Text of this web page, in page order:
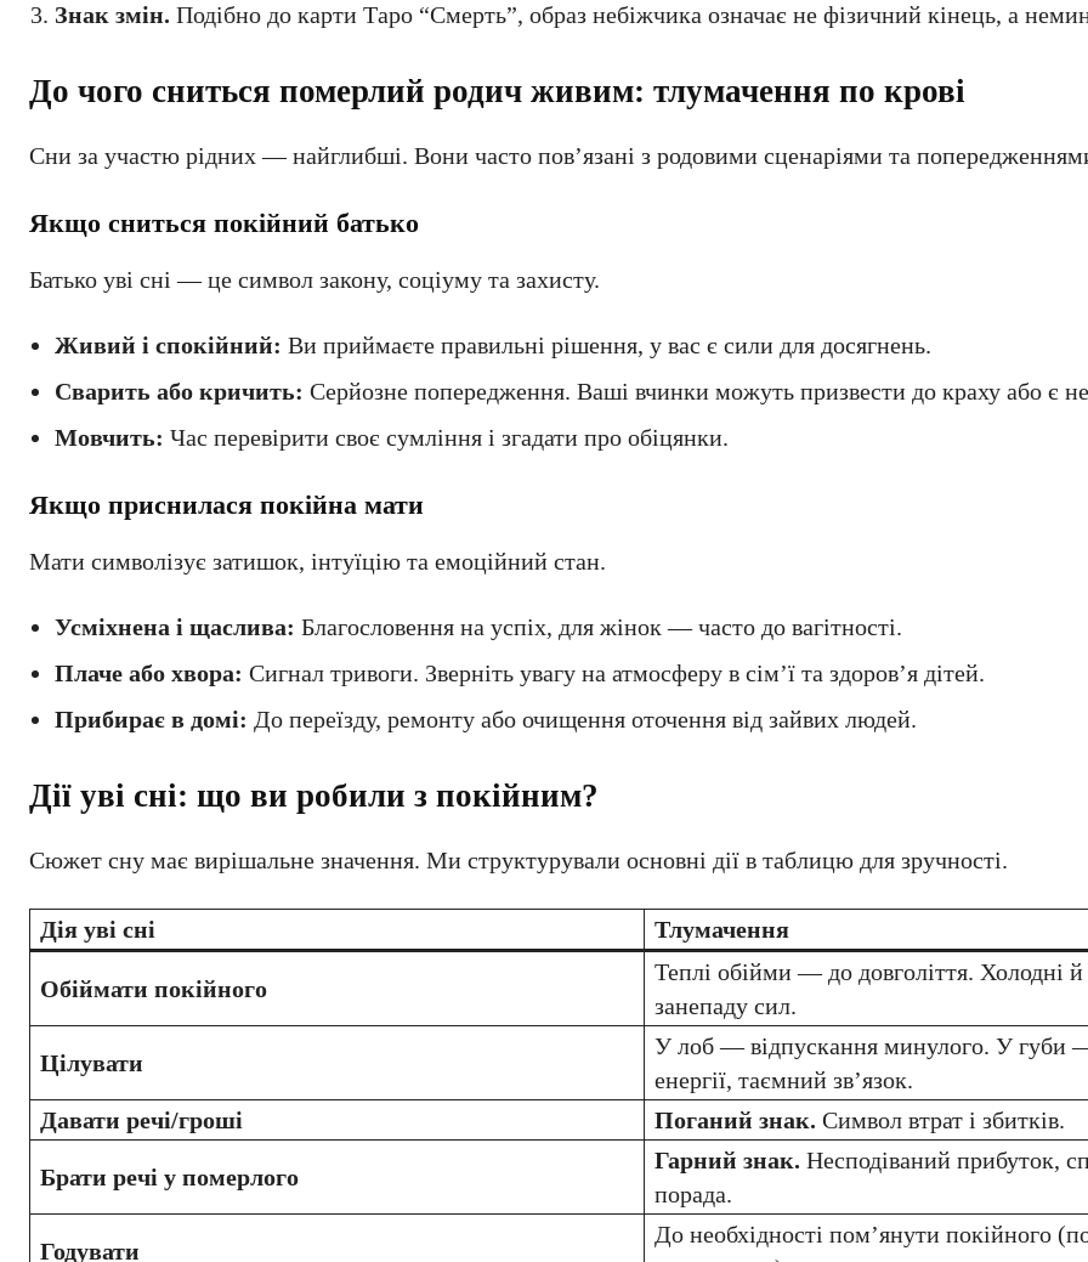
Знак змін. Подібно до карти Таро “Смерть”, образ небіжчика означає не фізичний кінець, а
До чого сниться померлий родич живим: тлумачення по крові
Сни за участю рідних — найглибші. Вони часто пов’язані з родовими сценаріями та
Якщо сниться покійний батько
Батько уві сні — це символ закону, соціуму та захисту.
Живий і спокійний: Ви приймаєте правильні рішення, у вас є сили для досягнень.
Сварить або кричить: Серйозне попередження. Ваші вчинки можуть призвести до краху або є
Мовчить: Час перевірити своє сумління і згадати про обіцянки.
Якщо приснилася покійна мати
Мати символізує затишок, інтуїцію та емоційний стан.
Усміхнена і щаслива: Благословення на успіх, для жінок — часто до вагітності.
Плаче або хвора: Сигнал тривоги. Зверніть увагу на атмосферу в сім’ї та здоров’я дітей.
Прибирає в домі: До переїзду, ремонту або очищення оточення від зайвих людей.
Дії уві сні: що ви робили з покійним?
Сюжет сну має вирішальне значення. Ми структурували основні дії в таблицю для зручності.
Дія уві сні Тлумачення
Обіймати покійного
Теплі обійми — до довголіття. Холодні
занепаду сил.
Цілувати
У лоб — відпускання минулого. У губи
енергії, таємний зв’язок.
Давати речі/гроші
Поганий знак. Символ втрат і збитків.
Брати речі у померлого
Гарний знак. Несподіваний прибуток,
порада.
Годувати
До необхідності пом’янути покійного